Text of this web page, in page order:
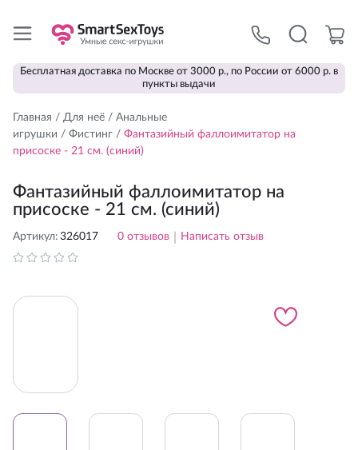
Бесплатная доставка по Москве от 3000 р., по России от 6000 р. в
пункты выдачи
Главная / Для неё / Анальные
игрушки / Фистинг / Фантазийный фаллоимитатор на
присоске - 21 см. (синий)
Фантазийный фаллоимитатор на
присоске - 21 см. (синий)
Артикул: 326017 0 отзывов Написать отзыв